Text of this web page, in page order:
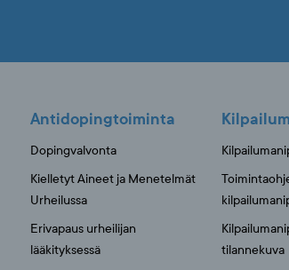
Antidopingtoiminta
Dopingvalvonta
Kielletyt Aineet ja Menetelmät
Urheilussa
Erivapaus urheilijan
lääkityksessä
tilannekuva